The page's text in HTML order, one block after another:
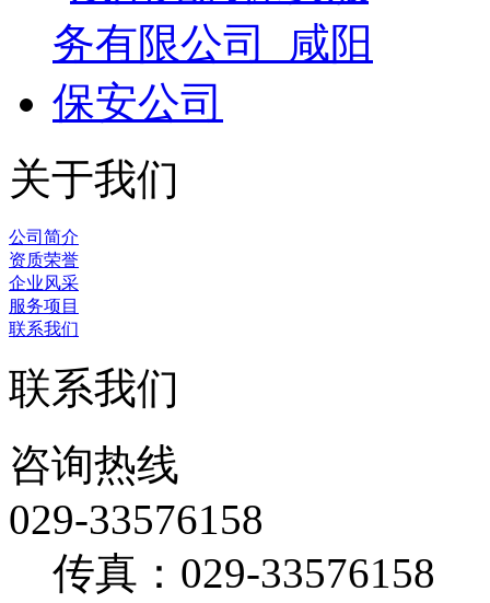
关于我们
公司简介
资质荣誉
企业风采
服务项目
联系我们
联系我们
咨询热线
029-33576158
传真：029-33576158